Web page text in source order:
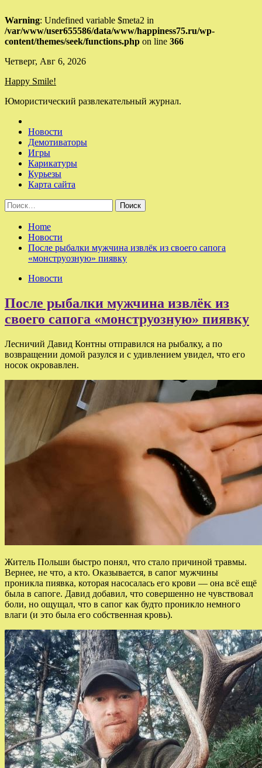
Warning: Undefined variable $meta2 in
/var/www/user655586/data/www/happiness75.ru/wp-
content/themes/seek/functions.php on line 366
Skip
content
Четверг, Авг 6, 2026
Happy Smile!
Юмористический развлекательный журнал.
Новости
Демотиваторы
Игры
Карикатуры
Курьезы
Карта сайта
Найти:
Home
Новости
После рыбалки мужчина извлёк из своего сапога
«монструозную» пиявку
Новости
После рыбалки мужчина извлёк из
своего сапога «монструозную» пиявку
Лесничий Давид Контны отправился на рыбалку, а по
возвращении домой разулся и с удивлением увидел, что его
носок окровавлен.
Житель Польши быстро понял, что стало причиной травмы.
Вернее, не что, а кто. Оказывается, в сапог мужчины
проникла пиявка, которая насосалась его крови — она всё ещё
была в сапоге. Давид добавил, что совершенно не чувствовал
боли, но ощущал, что в сапог как будто проникло немного
влаги (и это была его собственная кровь).